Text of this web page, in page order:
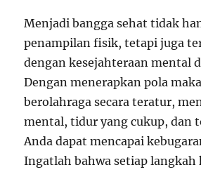
Menjadi bangga sehat tidak
penampilan fisik, tetapi juga
dengan kesejahteraan mental
Dengan menerapkan pola
berolahraga secara teratur,
mental, tidur yang cukup, dan
Anda dapat mencapai
Ingatlah bahwa setiap langkah